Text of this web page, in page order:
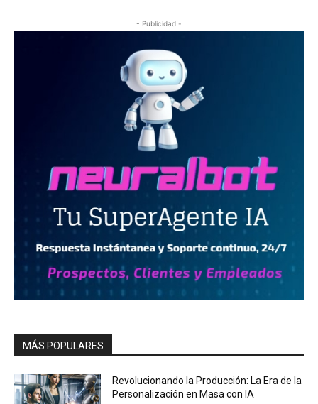
- Publicidad -
MÁS POPULARES
Revolucionando la Producción: La Era de la
Personalización en Masa con IA